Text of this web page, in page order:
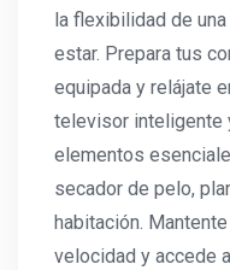
la flexibilidad de
estar. Prepara tus
equipada y relájate
televisor inteligente
elementos
secador de pelo,
habitación.
velocidad y accede